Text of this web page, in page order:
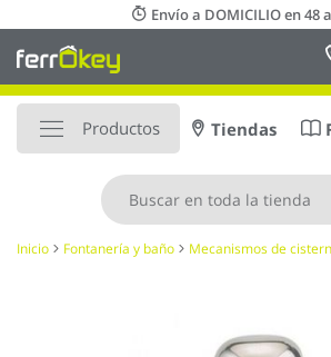
al
contenido
Envío a DOMICILIO en 48
Productos Tiendas
Inicio Fontanería y baño Mecanismos de